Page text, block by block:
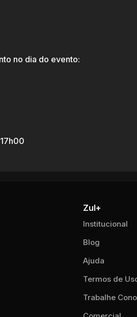
no dia do evento:
Zul+
Institucional
Blog
Ajuda
Termos de
Trabalhe